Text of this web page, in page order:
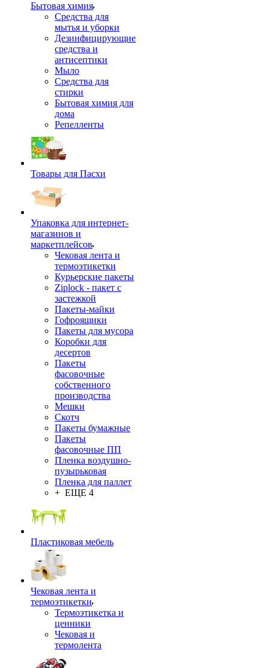
Бытовая химия
Средства для
мытья и уборки
Дезинфицирующие
средства и
антисептики
Мыло
Средства для
стирки
Бытовая химия для
дома
Репелленты
Товары для Пасхи
Упаковка для интернет-
магазинов и
маркетплейсов
Чековая лента и
термоэтикетки
Курьерские пакеты
Ziplock - пакет с
застежкой
Пакеты-майки
Гофроящики
Пакеты для мусора
Коробки для
десертов
Пакеты
фасовочные
собственного
производства
Мешки
Скотч
Пакеты бумажные
Пакеты
фасовочные ПП
Пленка воздушно-
пузырьковая
Пленка для паллет
+ ЕЩЕ 4
Пластиковая мебель
Чековая лента и
термоэтикетки
Термоэтикетка и
ценники
Чековая и
термолента